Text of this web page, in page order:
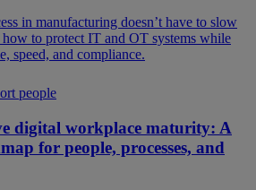
in manufacturing doesn’t have to slow
to protect IT and OT systems while
speed, and compliance.
people
digital workplace maturity: A
for people, processes, and